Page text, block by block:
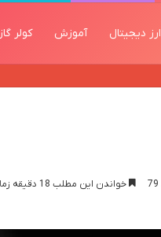
ارز دیجیتال آموزش کولر
79 خواندن این مطلب 18 دقیقه زمان میبرد